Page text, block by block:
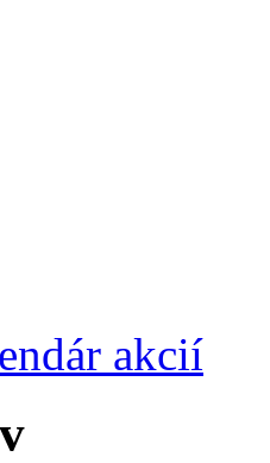
akcií